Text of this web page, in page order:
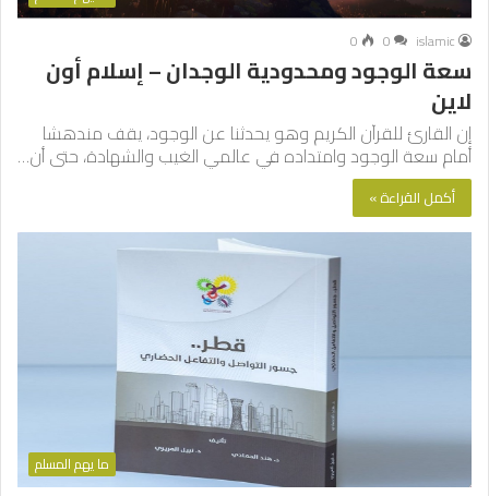
islamic
0
0
سعة الوجود ومحدودية الوجدان – إسلام أون
لاين
إن القارئ للقرآن الكريم وهو يحدثنا عن الوجود، يقف مندهشا
أمام سعة الوجود وامتداده في عالمي الغيب والشهادة، حتى أن…
أكمل القراءة »
ما يهم المسلم